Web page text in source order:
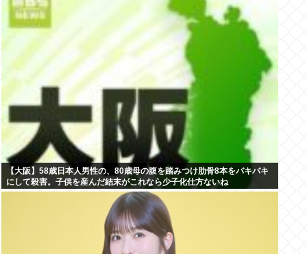
【大阪】58歳日本人男性の、80歳母の腹を踏みつけ肋骨8本をバキバキ
にして殺害。子供を産んだ結末がこれなら少子化仕方ないね